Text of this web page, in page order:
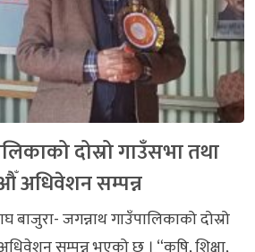
दोस्रो गाउँसभा तथा
अधिवेशन सम्पन्न
बाजुरा- जगन्नाथ गाउँपालिकाको दोस्रो